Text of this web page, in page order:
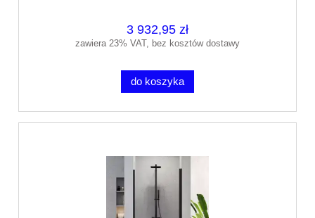
3 932,95 zł
zawiera 23% VAT, bez kosztów dostawy
do koszyka